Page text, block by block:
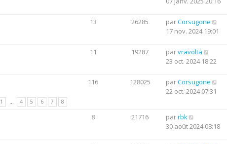
13 26285 parCorsugone
17 nov. 2024 19:01
11 19287 parvravolta
23 oct. 2024 18:22
1 … 4 5 6 7 8
116 128025 parCorsugone
22 oct. 2024 07:31
8 21716 parrbk
30 août 2024 08:18